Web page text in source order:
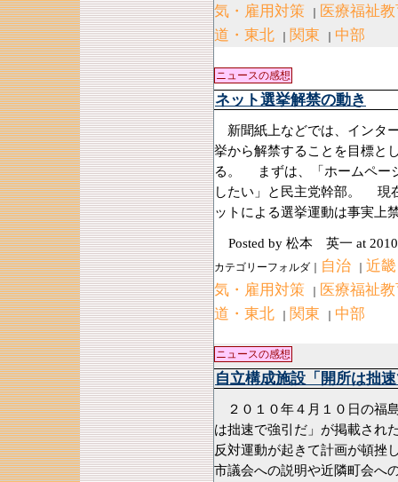
気・雇用対策
医療福祉
道・東北
関東 中部
ニュースの感想
ネット選挙解禁の動き
新聞紙上などでは、インタ
挙から解禁することを目標と
る。 まずは、「ホームペー
したい」と民主党幹部。 現
ットによる選挙運動は事実上
Posted by 松本 英一 at
カテゴリーフォルダ｜ 自治
近畿
気・雇用対策
医療福祉
道・東北
関東 中部
ニュースの感想
自立構成施設「開所は拙
２０１０年４月１０日の福
は拙速で強引だ」が掲載さ
反対運動が起きて計画が頓挫
市議会への説明や近隣町会へ